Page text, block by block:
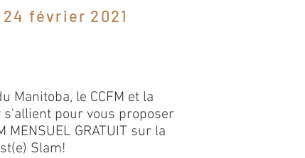
février 2021
Manitoba, le CCFM et la
s'allient pour vous proposer
GRATUIT sur la
Slam!